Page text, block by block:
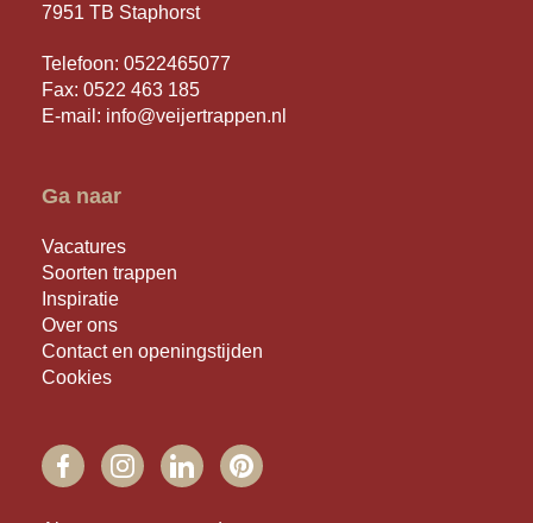
7951 TB Staphorst
Telefoon: 0522465077
Fax: 0522 463 185
E-mail: info@veijertrappen.nl
Ga naar
Vacatures
Soorten trappen
Inspiratie
Over ons
Contact en openingstijden
Cookies
FACEBOOKINSTAGRAM
LINKEDIN